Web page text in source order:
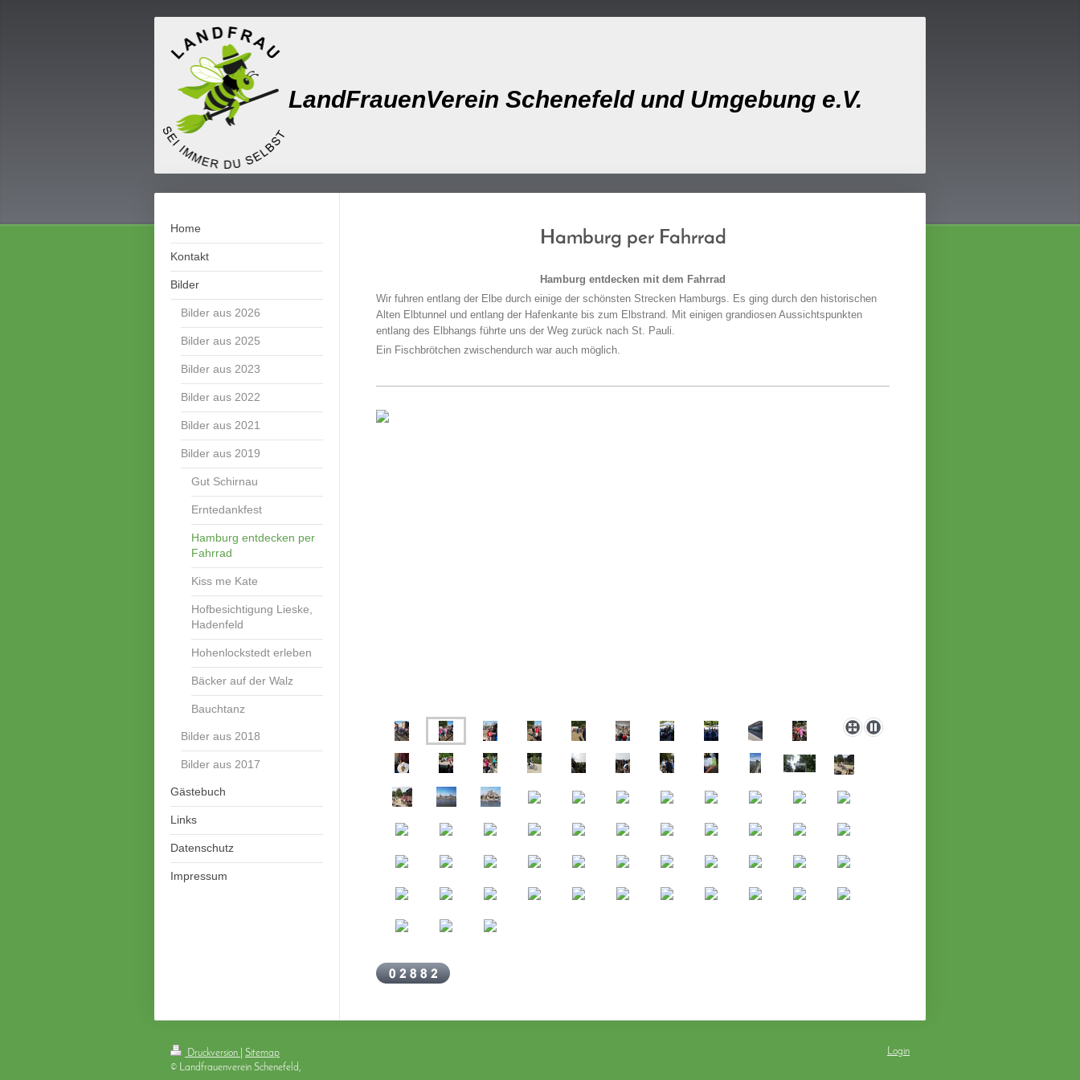
LandFrauenVerein Schenefeld und Umgebung e.V.
Home
Kontakt
Bilder
Bilder aus 2026
Bilder aus 2025
Bilder aus 2023
Bilder aus 2022
Bilder aus 2021
Bilder aus 2019
Gut Schirnau
Erntedankfest
Hamburg entdecken per
Fahrrad
Kiss me Kate
Hofbesichtigung Lieske,
Hadenfeld
Hohenlockstedt erleben
Bäcker auf der Walz
Bauchtanz
Bilder aus 2018
Bilder aus 2017
Gästebuch
Links
Datenschutz
Impressum
Hamburg per Fahrrad
Hamburg entdecken mit dem Fahrrad
Wir fuhren entlang der Elbe durch einige der schönsten Strecken Hamburgs. Es ging durch den historischen
Alten Elbtunnel und entlang der Hafenkante bis zum Elbstrand. Mit einigen grandiosen Aussichtspunkten
entlang des Elbhangs führte uns der Weg zurück nach St. Pauli.
Ein Fischbrötchen zwischendurch war auch möglich.
Druckversion
Sitemap
© Landfrauenverein Schenefeld,
Login